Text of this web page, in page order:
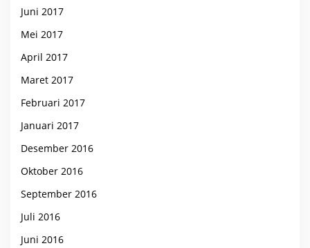
Juni 2017
Mei 2017
April 2017
Maret 2017
Februari 2017
Januari 2017
Desember 2016
Oktober 2016
September 2016
Juli 2016
Juni 2016